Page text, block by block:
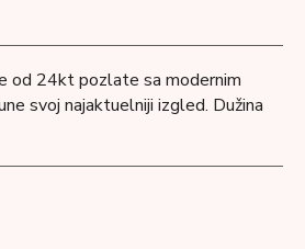
od 24kt pozlate sa modernim
svoj najaktuelniji izgled. Dužina